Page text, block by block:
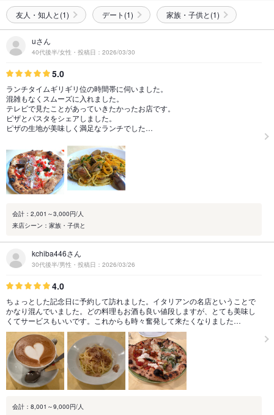
友人・知人と(1) デート(1) 家族・子供と(1)
uさん
40代後半/女性・投稿日：2026/03/30
5.0
ランチタイムギリギリ位の時間帯に伺いました。
混雑もなくスムーズに入れました。
テレビで見たことがあっていきたかったお店です。
ピザとパスタをシェアしました。
ピザの生地が美味しく満足なランチでした…
会計：2,001～3,000円/人
来店シーン：家族・子供と
kchiba446さん
30代後半/男性・投稿日：2026/03/26
4.0
ちょっとした記念日に予約して訪れました。イタリアンの名店ということで
かなり混んでいました。どの料理もお酒も良い値段しますが、とても美味し
くてサービスもいいです。これからも時々奮発して来たくなりました…
会計：8,001～9,000円/人